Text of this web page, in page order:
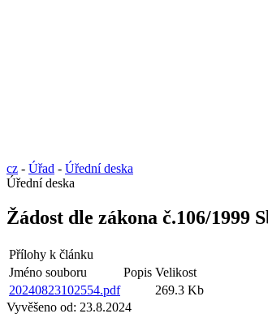
cz - Úřad - Úřední deska
Úřední deska
Žádost dle zákona č.106/1999
Přílohy k článku
Jméno souboru
Popis Velikost
20240823102554.pdf
269.3 Kb
Vyvěšeno od: 23.8.2024